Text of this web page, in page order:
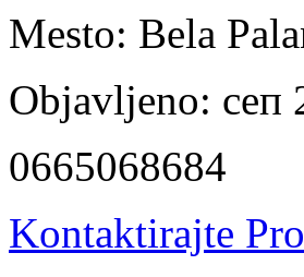
Mesto: Bela
Objavljeno: сеп
0665068684
Kontaktirajte